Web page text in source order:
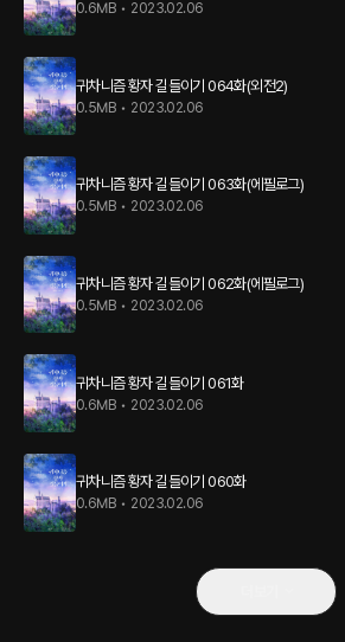
0.6MB • 2023.02.06
귀차니즘 황자 길들이기 064화(외전2)
0.5MB • 2023.02.06
귀차니즘 황자 길들이기 063화(에필로그)
0.5MB • 2023.02.06
귀차니즘 황자 길들이기 062화(에필로그)
0.5MB • 2023.02.06
귀차니즘 황자 길들이기 061화
0.6MB • 2023.02.06
귀차니즘 황자 길들이기 060화
0.6MB • 2023.02.06